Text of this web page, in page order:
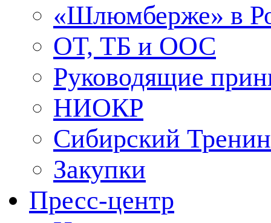
«Шлюмберже» в
ОТ, ТБ и ООС
Руководящие
НИОКР
Сибирский
Закупки
Пресс-центр